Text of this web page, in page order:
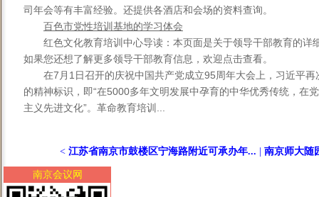
司年会等有丰富经验。还提供各酒店和会场的资料查询。
百色市党性培训基地的学习体会
红色文化教育培训中心导读：本页面是关于领导干部教育的详
如果您还想了解更多领导干部教育信息，欢迎点击查看。
在7月1日召开的庆祝中国共产党成立95周年大会上，习近平
的精神标识，即“在5000多年文明发展中孕育的中华优秀传统，在
主义先进文化”。革命教育培训...
< 江苏省南京市鼓楼区宁海路附近可承办年... 南京师大随
南京会议网